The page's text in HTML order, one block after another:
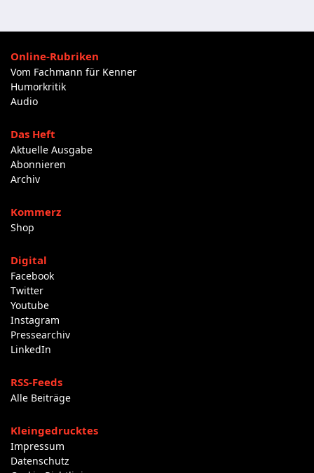
Online-Rubriken
Vom Fachmann für Kenner
Humorkritik
Audio
Das Heft
Aktuelle Ausgabe
Abonnieren
Archiv
Kommerz
Shop
Digital
Facebook
Twitter
Youtube
Instagram
Pressearchiv
LinkedIn
RSS-Feeds
Alle Beiträge
Kleingedrucktes
Impressum
Datenschutz